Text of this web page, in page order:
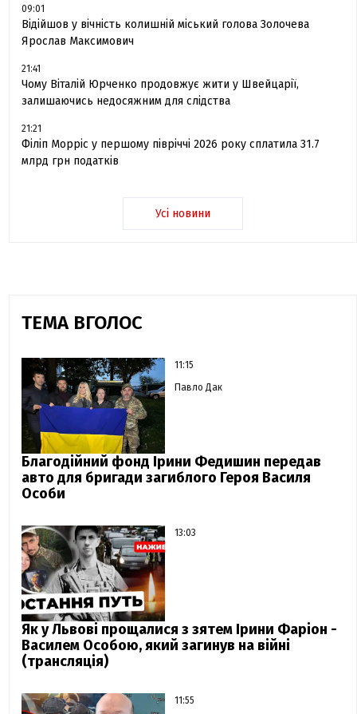
09:01
Відійшов у вічність колишній міський голова Золочева
Ярослав Максимович
21:41
Чому Віталій Юрченко продовжує жити у Швейцарії,
залишаючись недосяжним для слідства
21:21
Філіп Морріс у першому півріччі 2026 року сплатила 31.7
млрд грн податків
Усі новини
ТЕМА ВГОЛОС
11:15
Павло Дак
Благодійний фонд Ірини Федишин передав
авто для бригади загиблого Героя Василя
Особи
13:03
Як у Львові прощалися з зятем Ірини Фаріон -
Василем Особою, який загинув на війні
(трансляція)
11:55